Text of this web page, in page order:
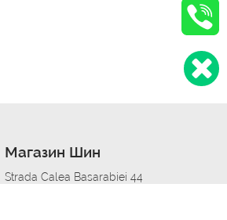
Магазин Шин
Strada Calea Basarabiei 44